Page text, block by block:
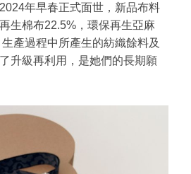
年早春正式面世，新品布料
生棉布22.5%，環保再生亞麻
產過程中所產生的紡織餘料及
升級再利用，是她們的長期願